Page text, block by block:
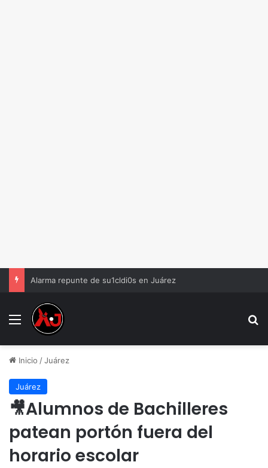
Alarma repunte de su1cldi0s en Juárez
Menu
Inicio /Juárez
Juárez
🎥Alumnos de Bachilleres
patean portón fuera del
horario escolar